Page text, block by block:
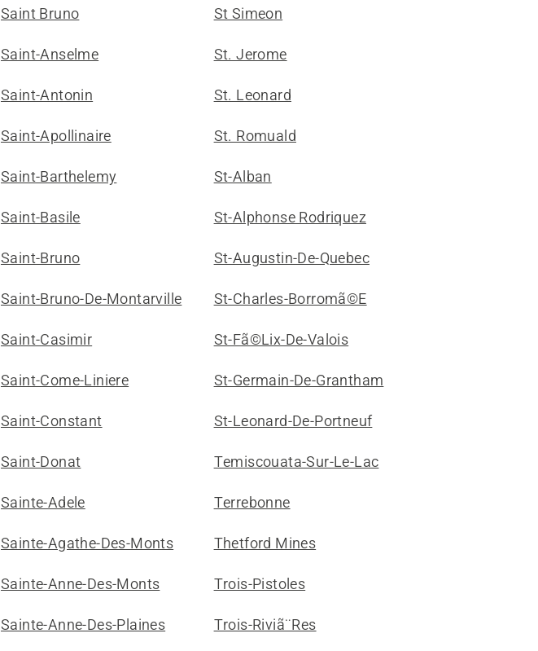
Saint Bruno
Saint-Anselme
Saint-Antonin
Saint-Apollinaire
Saint-Barthelemy
Saint-Basile
Saint-Bruno
Saint-Bruno-De-Montarville
Saint-Casimir
Saint-Come-Liniere
Saint-Constant
Saint-Donat
Sainte-Adele
Sainte-Agathe-Des-Monts
Sainte-Anne-Des-Monts
Sainte-Anne-Des-Plaines
St Simeon
St. Jerome
St. Leonard
St. Romuald
St-Alban
St-Alphonse Rodriquez
St-Augustin-De-Quebec
St-Charles-Borromã©E
St-Fã©Lix-De-Valois
St-Germain-De-Grantham
St-Leonard-De-Portneuf
Temiscouata-Sur-Le-Lac
Terrebonne
Thetford Mines
Trois-Pistoles
Trois-Riviã¨Res